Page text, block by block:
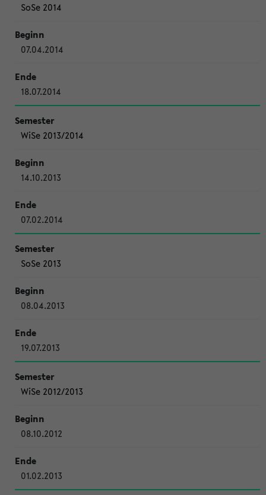
SoSe 2014
07.04.2014
18.07.2014
WiSe 2013/2014
14.10.2013
07.02.2014
SoSe 2013
08.04.2013
19.07.2013
WiSe 2012/2013
08.10.2012
01.02.2013